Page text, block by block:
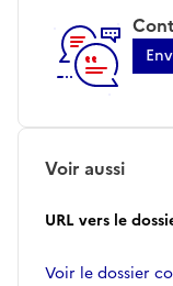
Voir aussi
URL vers le
Voir le dossier